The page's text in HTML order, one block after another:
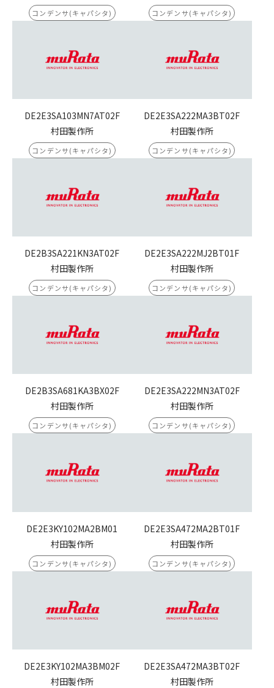
コンデンサ(キャパシタ) コンデンサ(キャパシタ)
DE2E3SA103MN7AT02F
村田製作所
コンデンサ(キャパシタ)
DE2E3SA222MA3BT02F
村田製作所
コンデンサ(キャパシタ)
DE2B3SA221KN3AT02F
村田製作所
コンデンサ(キャパシタ)
DE2E3SA222MJ2BT01F
村田製作所
コンデンサ(キャパシタ)
DE2B3SA681KA3BX02F
村田製作所
コンデンサ(キャパシタ)
DE2E3SA222MN3AT02F
村田製作所
コンデンサ(キャパシタ)
DE2E3KY102MA2BM01
村田製作所
コンデンサ(キャパシタ)
DE2E3SA472MA2BT01F
村田製作所
コンデンサ(キャパシタ)
DE2E3KY102MA3BM02F
村田製作所
DE2E3SA472MA3BT02F
村田製作所